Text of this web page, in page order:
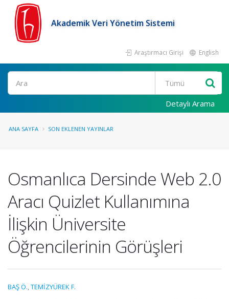
Akademik Veri Yönetim Sistemi
Araştırmacı Girişi English
Ara
Detaylı Arama
ANA SAYFA SON EKLENEN YAYINLAR
Osmanlıca Dersinde Web 2.0
Aracı Quizlet Kullanımına
İlişkin Üniversite
Öğrencilerinin Görüşleri
BAŞ Ö.,TEMİZYÜREK F.